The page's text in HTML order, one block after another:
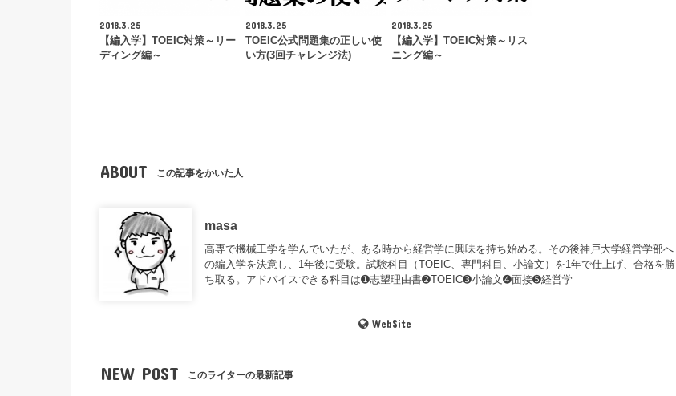
2018.3.25
【編入学】TOEIC対策～リー
ディング編～
2018.3.25
TOEIC公式問題集の正しい使
い方(3回チャレンジ法)
2018.3.25
【編入学】TOEIC対策～リス
ニング編～
ABOUT この記事をかいた人
masa
高専で機械工学を学んでいたが、ある時から経営学に興味を持ち始める。その後神戸大学経営学部へ
の編入学を決意し、1年後に受験。試験科目（TOEIC、専門科目、小論文）を1年で仕上げ、合格を勝
ち取る。アドバイスできる科目は➊志望理由書➋TOEIC➌小論文➍面接➎経営学
WebSite
NEW POST このライターの最新記事